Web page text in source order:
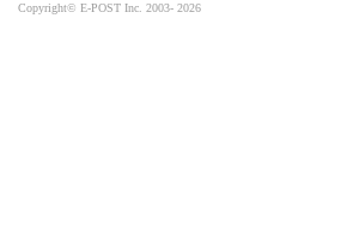
Copyright© E-POST Inc. 2003- 2026